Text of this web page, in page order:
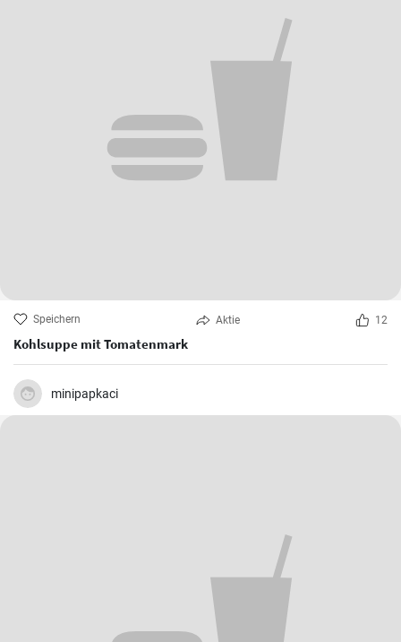
Speichern Aktie 12
Kohlsuppe mit Tomatenmark
minipapkaci